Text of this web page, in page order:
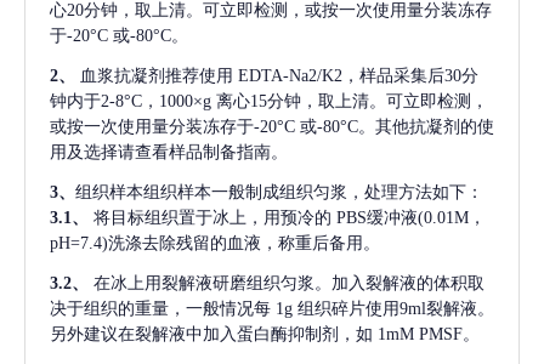
心20分钟，取上清。可立即检测，或按一次使用量分装冻存
于-20°C 或-80°C。
2、 血浆抗凝剂推荐使用 EDTA-Na2/K2，样品采集后30分
钟内于2-8°C，1000×g 离心15分钟，取上清。可立即检测，
或按一次使用量分装冻存于-20°C 或-80°C。其他抗凝剂的使
用及选择请查看样品制备指南。
3、 组织样本组织样本一般制成组织匀浆，处理方法如下：
3.1、
将目标组织置于冰上，用预冷的 PBS缓冲液(0.01M，
pH=7.4)洗涤去除残留的血液，称重后备用。
3.2、
在冰上用裂解液研磨组织匀浆。加入裂解液的体积取
决于组织的重量，一般情况每 1g 组织碎片使用9ml裂解液。
另外建议在裂解液中加入蛋白酶抑制剂，如 1mM PMSF。